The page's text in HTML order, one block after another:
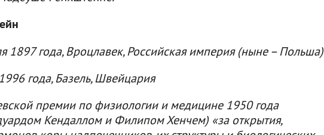
1897 года, Вроцлавек, Российская империя (ныне – Польша)
года, Базель, Швейцария
премии по физиологии и медицине 1950 года
Кендаллом и Филипом Хенчем) «за открытия,